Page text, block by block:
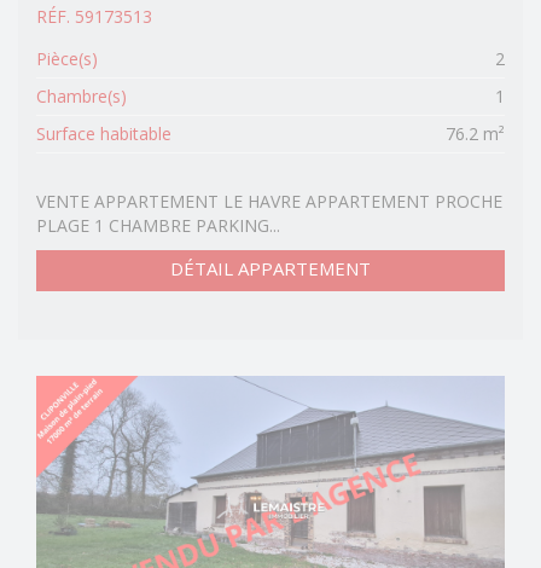
RÉF. 59173513
Pièce(s)
2
Chambre(s)
1
Surface habitable
76.2 m²
VENTE APPARTEMENT LE HAVRE APPARTEMENT PROCHE
PLAGE 1 CHAMBRE PARKING...
DÉTAIL APPARTEMENT